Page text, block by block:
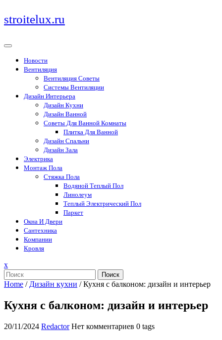
Перейти
к
stroitelux.ru
Новости
Вентиляция
Вентиляция Советы
Системы Вентиляции
Дизайн Интерьера
Дизайн Кухни
Дизайн Ванной
Советы Для Ванной Комнаты
Плитка Для Ванной
Дизайн Спальни
Дизайн Зала
Электрика
Монтаж Пола
Стяжка Пола
Водяной Теплый Пол
Линолеум
Теплый Электрический Пол
Паркет
Окна И Двери
Сантехника
Компании
Кровля
xЗакрыть
меню
Поиск
Home / Дизайн кухни /Кухня с балконом: дизайн и интерьер
Кухня с балконом: дизайн и интерьер
20/11/2024 Redactor Нет комментариев 0 tags